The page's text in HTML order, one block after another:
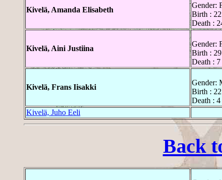
Kivelä, Amanda Elisabeth
Gender:
Birth :
Death :
Kivelä, Aini Justiina
Gender:
Birth :
Death :
Kivelä, Frans Iisakki
Gender:
Birth :
Death :
Kivelä, Juho Eeli
Back